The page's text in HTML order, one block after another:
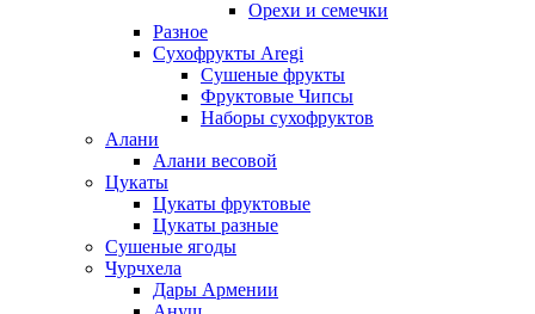
Орехи и семечки
Разное
Сухофрукты Aregi
Сушеные фрукты
Фруктовые Чипсы
Наборы сухофруктов
Алани
Алани весовой
Цукаты
Цукаты фруктовые
Цукаты разные
Сушеные ягоды
Чурчхела
Дары Армении